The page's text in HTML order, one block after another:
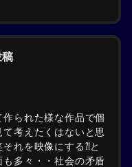
稿
られた様な作品で個
考えたくはないと思
れを映像にする⁈と
多々・・社会の矛盾